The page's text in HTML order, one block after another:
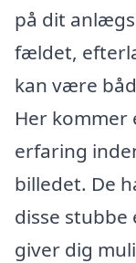
på dit
fældet,
kan være
Her kommer
erfaring
billedet. De
disse
giver dig